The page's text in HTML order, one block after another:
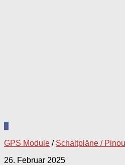
0
GPS Module / Schaltpläne /
26. Februar 2025